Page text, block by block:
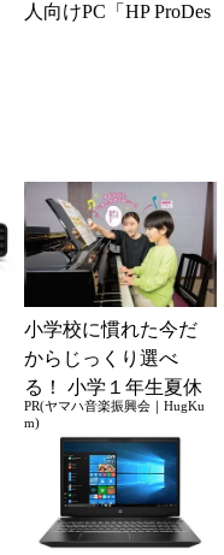
人向けPC「HP ProDes
小学校に慣れた今だ
からじっくり選べ
る！ 小学１年生夏休
みからの「音楽教
室」デビュー！【ヤ
マハミュージ...
PR(ヤマハ音楽振興会｜HugKu
m)